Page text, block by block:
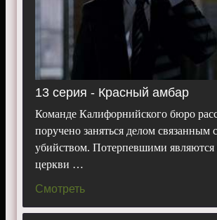
13 серия - Красный амбар
Команде Калифорнийского бюро
поручено заняться делом связанным
убийством. Потерпевшими
церкви …
Смотреть